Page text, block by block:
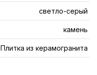
светло-серый
камень
Плитка из керамогранита